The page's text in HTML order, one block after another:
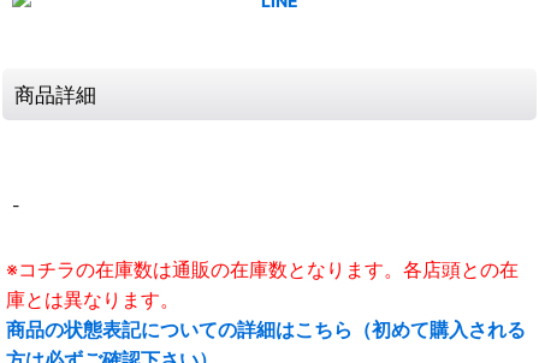
商品詳細
-
※コチラの在庫数は通販の在庫数となります。各店頭との在
庫とは異なります。
商品の状態表記についての詳細はこちら（初めて購入される